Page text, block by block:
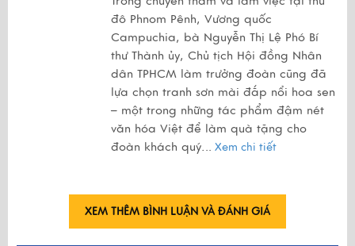
đô Phnom Pênh, Vương quốc
Campuchia, bà Nguyễn Thị Lệ Phó Bí
thư Thành ủy, Chủ tịch Hội đồng Nhân
dân TPHCM làm trưởng đoàn cũng đã
lựa chọn tranh sơn mài đắp nổi hoa sen
– một trong những tác phẩm đậm nét
văn hóa Việt để làm quà tặng cho
đoàn khách quý... Xem chi tiết
XEM THÊM BÌNH LUẬN VÀ ĐÁNH GIÁ